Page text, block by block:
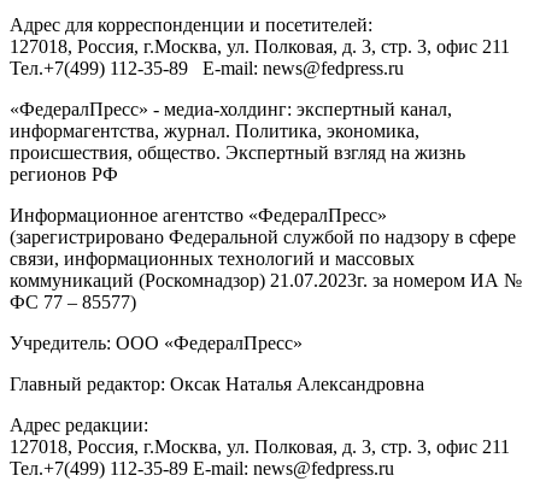
Адрес для корреспонденции и посетителей:
127018, Россия, г.Москва, ул. Полковая, д. 3, стр. 3, офис 211
Тел.+7(499) 112-35-89 E-mail: news@fedpress.ru
«ФедералПресс» - медиа-холдинг: экспертный канал,
информагентства, журнал. Политика, экономика,
происшествия, общество. Экспертный взгляд на жизнь
регионов РФ
Информационное агентство «ФедералПресс»
(зарегистрировано Федеральной службой по надзору в сфере
связи, информационных технологий и массовых
коммуникаций (Роскомнадзор) 21.07.2023г. за номером ИА №
ФС 77 – 85577)
Учредитель: ООО «ФедералПресс»
Главный редактор: Оксак Наталья Александровна
Адрес редакции:
127018, Россия, г.Москва, ул. Полковая, д. 3, стр. 3, офис 211
Тел.+7(499) 112-35-89 E-mail: news@fedpress.ru